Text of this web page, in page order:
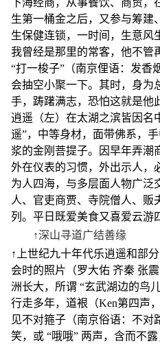
下海经商，从事餐饮、商贸，
生第一桶金之后，又参与筹建
生保健连锁，一时间，生意风
我曾经是那里的常客，他不管
“打一梭子”（南京俚语：发香
会抽空小聚一下。其时，身为
手，踌躇满志，恐怕这就是他
逍遥（左）在太湖之滨皆因名
遥”，中等身材，面带佛系，
浆的金刚菩提子。因早年弄潮
外在仪表的习惯，外出示人，
为人四海，与多层面人物广
人、官吏商贾、寺院僧人、贩
列。平日既爱美食又喜爱云游
↑深山寻道广结善缘
↑上世纪九十年代乐逍遥和部
会时的照片（罗大佑 齐秦 张
洲长大，所谓 “玄武湖边的鸟
行走多年，道裉（Ken第四声
见不对箍子（南京俗语：不对
笑，或 “哦哦” 两声，含而不